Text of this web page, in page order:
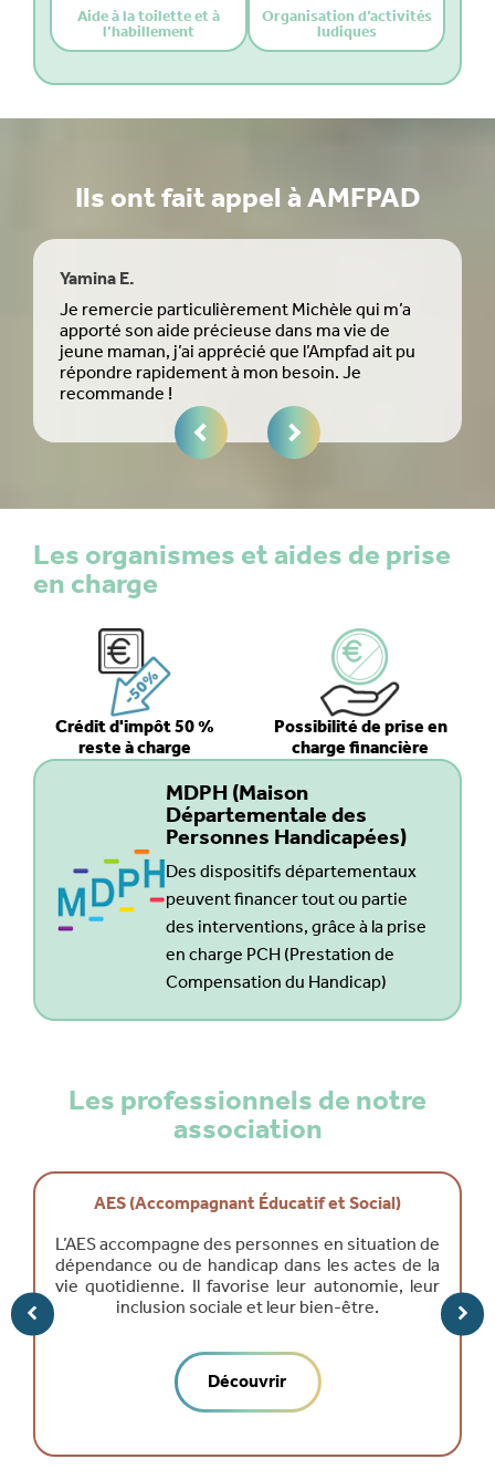
Aide à la toilette et à
l’habillement
Organisation d’activités
ludiques
Ils ont fait appel à AMFPAD
Yamina E.
Je remercie particulièrement Michèle qui m’a
apporté son aide précieuse dans ma vie de
jeune maman, j’ai apprécié que l’Ampfad ait pu
répondre rapidement à mon besoin. Je
recommande !
Les organismes et aides de prise
en charge
Crédit d'impôt 50 %
reste à charge
Possibilité de prise en
charge financière
MDPH (Maison
Départementale des
Personnes Handicapées)
Des dispositifs départementaux
peuvent financer tout ou partie
des interventions, grâce à la prise
en charge PCH (Prestation de
Compensation du Handicap)
Les professionnels de notre
association
AES (Accompagnant Éducatif et Social)
L’AES accompagne des personnes en situation de
dépendance ou de handicap dans les actes de la
vie quotidienne. Il favorise leur autonomie, leur
inclusion sociale et leur bien-être.
Découvrir